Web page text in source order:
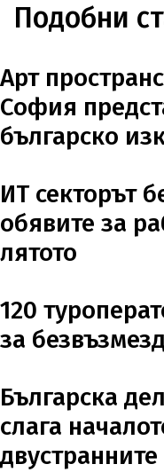
Подобни
Арт
София
българско
ИТ секторът
обявите за
лятото
120
за
Българска
слага